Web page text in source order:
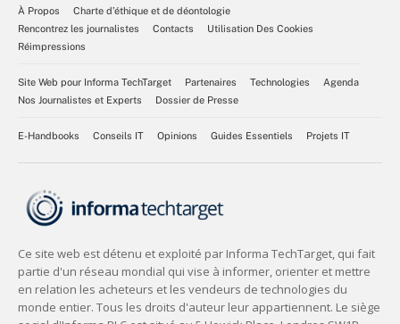
À Propos
Charte d’éthique et de déontologie
Rencontrez les journalistes
Contacts
Utilisation Des Cookies
Réimpressions
Site Web pour Informa TechTarget Partenaires Technologies
Agenda
Nos Journalistes et Experts
Dossier de Presse
E-Handbooks Conseils IT Opinions Guides Essentiels Projets IT